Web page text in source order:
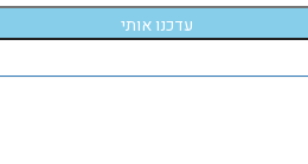
עדכנו אותי